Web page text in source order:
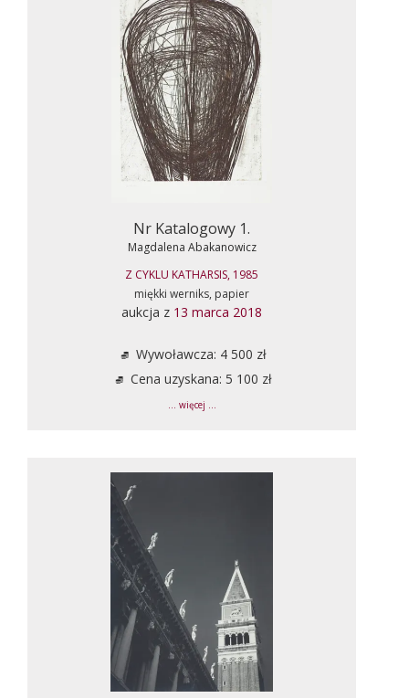
Nr Katalogowy 1.
Magdalena Abakanowicz
Z CYKLU KATHARSIS, 1985
miękki werniks, papier
aukcja z 13 marca 2018
Wywoławcza: 4 500 zł
Cena uzyskana: 5 100 zł
... więcej ...